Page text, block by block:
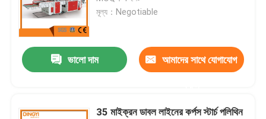
মূল্য：Negotiable
ভালো দাম আমাদের সাথে যোগাযোগ
35 মাইক্রন ডাবল লাইনের কর্পস স্টার্চ পলিথিন